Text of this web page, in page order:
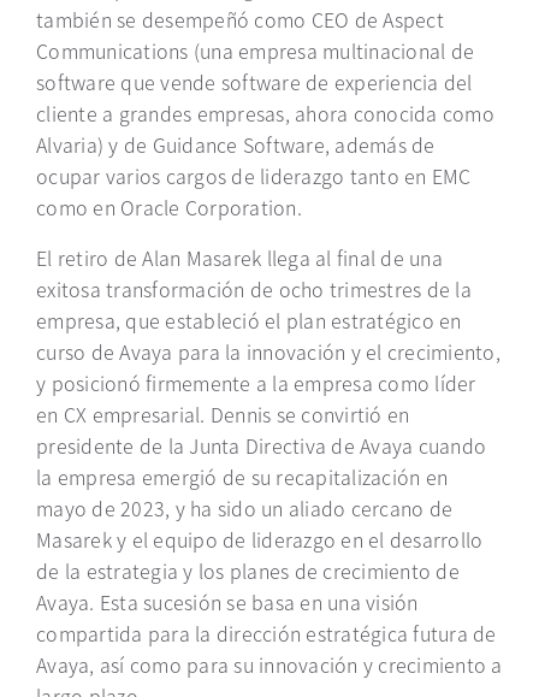
también se desempeñó como CEO de Aspect
Communications (una empresa multinacional de
software que vende software de experiencia del
cliente a grandes empresas, ahora conocida como
Alvaria) y de Guidance Software, además de
ocupar varios cargos de liderazgo tanto en EMC
como en Oracle Corporation.
El retiro de Alan Masarek llega al final de una
exitosa transformación de ocho trimestres de la
empresa, que estableció el plan estratégico en
curso de Avaya para la innovación y el crecimiento,
y posicionó firmemente a la empresa como líder
en CX empresarial. Dennis se convirtió en
presidente de la Junta Directiva de Avaya cuando
la empresa emergió de su recapitalización en
mayo de 2023, y ha sido un aliado cercano de
Masarek y el equipo de liderazgo en el desarrollo
de la estrategia y los planes de crecimiento de
Avaya. Esta sucesión se basa en una visión
compartida para la dirección estratégica futura de
Avaya, así como para su innovación y crecimiento a